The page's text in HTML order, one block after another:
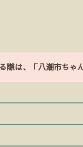
際は、「八潮市ち